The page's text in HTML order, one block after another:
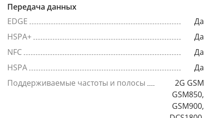
Передача данных
EDGE
Да
HSPA+
Да
NFC
Да
HSPA
Да
Поддерживаемые частоты и полосы
2G GSM
GSM850,
GSM900,